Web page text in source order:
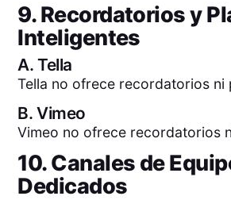
9. Recordatorios y
Inteligentes
A.Tella
Tella no ofrece recordatorios ni
B.Vimeo
Vimeo no ofrece recordatorios
10. Canales de
Dedicados